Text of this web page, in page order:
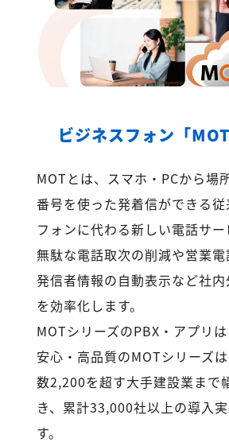
ビジネスフォン「
MOTとは、スマホ・PCから場
番号を使った発着信ができる
フォンに代わる新しい電話サー
無駄な電話取次の削減や営業電
発信者情報の自動表示など社
を効率化します。
MOTシリーズのPBX・アプリ
安心・高品質のMOTシリーズ
数2,200を超す大手建設業まで
き、累計33,000社以上の導入
す。